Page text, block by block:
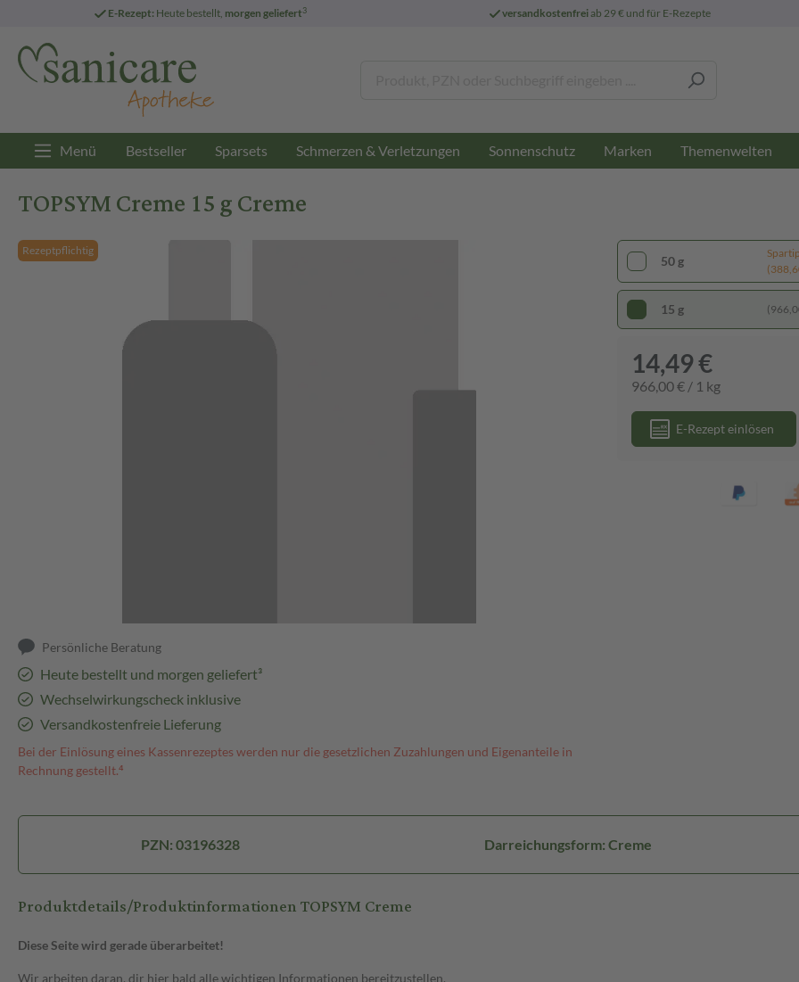
E-Rezept: Heute bestellt, morgen geliefert3 versandkostenfreiab 29 € und für E-Rezepte
Menü Bestseller Sparsets Schmerzen & Verletzungen Sonnenschutz Marken Themenwelten
TOPSYM Creme 15 g Creme
Rezeptpflichtig
Persönliche Beratung
Heute bestellt und morgen geliefert³
Wechselwirkungscheck inklusive
Versandkostenfreie Lieferung
Bei der Einlösung eines Kassenrezeptes werden nur die gesetzlichen Zuzahlungen und Eigenanteile in
Rechnung gestellt.⁴
50 g
15 g
14,49 €
966,00 € / 1 kg
E-Rezept einlösen
PZN: 03196328 Darreichungsform: Creme
Produktdetails/Produktinformationen TOPSYM Creme
Diese Seite wird gerade überarbeitet!
Wir arbeiten daran, dir hier bald alle wichtigen Informationen bereitzustellen.